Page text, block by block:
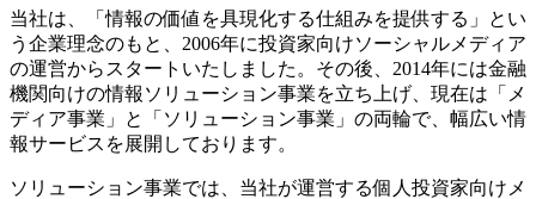
当社は、「情報の価値を具現化する仕組みを提供する」とい
う企業理念のもと、2006年に投資家向けソーシャルメディア
の運営からスタートいたしました。その後、2014年には金融
機関向けの情報ソリューション事業を立ち上げ、現在は「メ
ディア事業」と「ソリューション事業」の両輪で、幅広い情
報サービスを展開しております。
ソリューション事業では、当社が運営する個人投資家向けメ